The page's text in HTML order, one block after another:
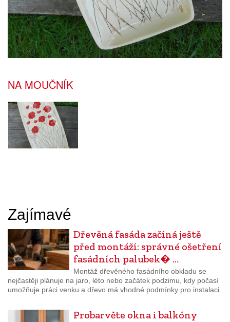
NA MOUČNÍK
Zajímavé
Dřevěná fasáda začíná ještě
před montáží: správné ošetření
fasádních palubek� …
Montáž dřevěného fasádního obkladu se
nejčastěji plánuje na jaro, léto nebo začátek podzimu, kdy počasí
umožňuje práci venku a dřevo má vhodné podmínky pro instalaci.
Probarvěte okna i balkóny